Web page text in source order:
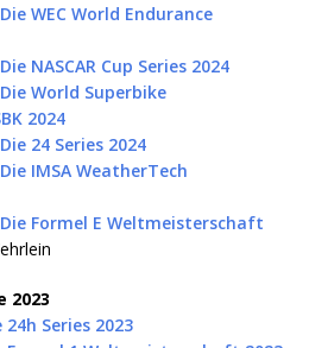
WEC World Endurance
NASCAR Cup Series 2024
World Superbike
2024
24 Series 2024
IMSA WeatherTech
Die Formel E Weltmeisterschaft
2023
24h Series 2023